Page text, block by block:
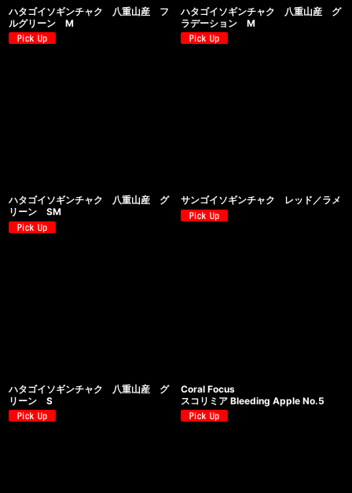
ハタゴイソギンチャク 八重山産 フ
ルグリーン M
ハタゴイソギンチャク 八重山産 グ
ラデーション M
ハタゴイソギンチャク 八重山産 グ
リーン SM
サンゴイソギンチャク レッド／ラメ
ハタゴイソギンチャク 八重山産 グ
リーン S
Coral Focus
スコリミア Bleeding Apple No.5